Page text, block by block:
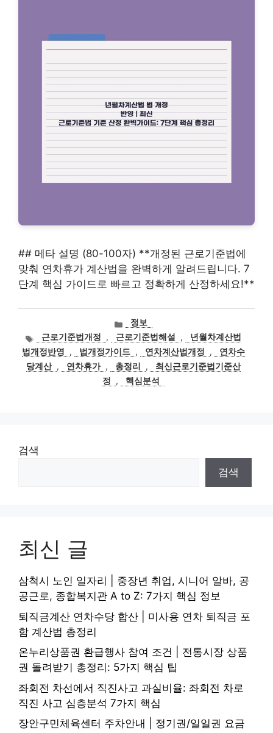
## 메타 설명 (80-100자) **개정된 근로기준법에
맞춰 연차휴가 계산법을 완벽하게 알려드립니다. 7
단계 핵심 가이드로 빠르고 정확하게 산정하세요!**
카
테
고
리
정보
태
그
근로기준법개정 , 근로기준법해설 ,
년월차계산법
법개정반영
, 법개정가이드 , 연차계산법개정 ,
연차수
당계산 , 연차휴가 , 총정리 ,
최신근로기준법기준산
정
, 핵심분석
검색
검색
최신 글
삼척시 노인 일자리 | 중장년 취업, 시니어 알바, 공
공근로, 종합복지관 A to Z: 7가지 핵심 정보
퇴직금계산 연차수당 합산 | 미사용 연차 퇴직금 포
함 계산법 총정리
온누리상품권 환급행사 참여 조건 | 전통시장 상품
권 돌려받기 총정리: 5가지 핵심 팁
좌회전 차선에서 직진사고 과실비율: 좌회전 차로
직진 사고 심층분석 7가지 핵심
장안구민체육센터 주차안내 | 정기권/일일권 요금